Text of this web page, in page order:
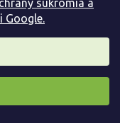
súkromia a
Google.
- Astilbe